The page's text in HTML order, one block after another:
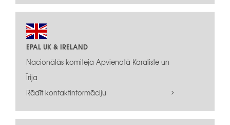
EPAL UK & IRELAND
Nacionālās komiteja Apvienotā Karaliste un
Īrija
Rādīt kontaktinformāciju